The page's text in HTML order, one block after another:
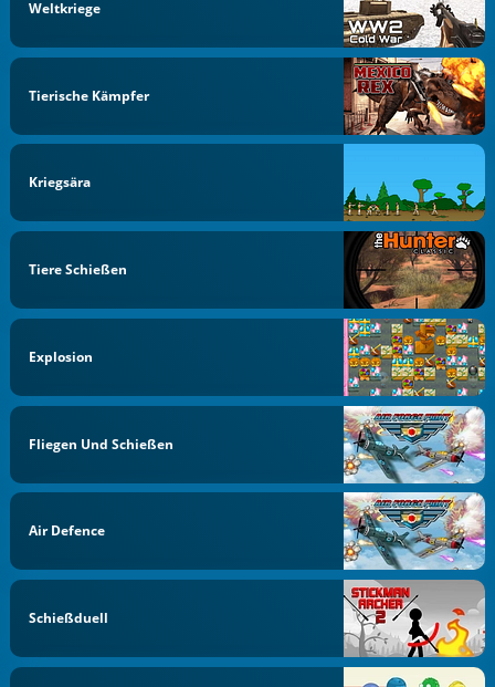
Weltkriege
Tierische Kämpfer
Kriegsära
Tiere Schießen
Explosion
Fliegen Und Schießen
Air Defence
Schießduell